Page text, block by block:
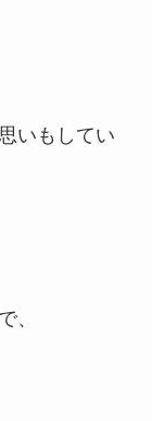
いもしてい
、